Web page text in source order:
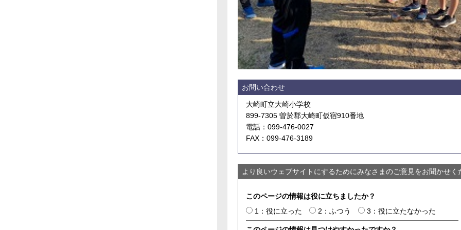
お問い合わせ
大崎町立大崎小学校
899-7305 曽於郡大崎町仮宿910番地
電話：099-476-0027
FAX：099-476-3189
より良いウェブサイトにするためにみなさまのご意見をお聞かせく
このページの情報は役に立ちましたか？
1：役に立った
2：ふつう 3：役に立たなかった